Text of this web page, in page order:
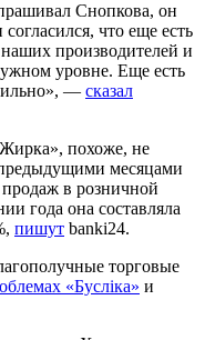
Снопкова, он
что еще есть
производителей и
уровне. Еще есть
— сказал
похоже, не
месяцами
продаж в розничной
года она составляла
пишут banki24.
торговые
«Буслiка» и